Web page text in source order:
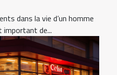
dans la vie d’un homme
important de...